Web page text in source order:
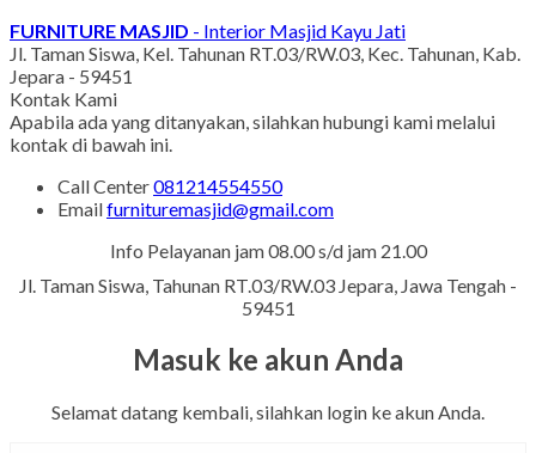
FURNITURE MASJID - Interior Masjid Kayu Jati
Jl. Taman Siswa, Kel. Tahunan RT.03/RW.03, Kec. Tahunan, Kab.
Jepara - 59451
Kontak Kami
Apabila ada yang ditanyakan, silahkan hubungi kami melalui
kontak di bawah ini.
Call Center081214554550
Emailfurnituremasjid@gmail.com
Info Pelayanan jam 08.00 s/d jam 21.00
Jl. Taman Siswa, Tahunan RT.03/RW.03 Jepara, Jawa Tengah -
59451
Masuk ke akun Anda
Selamat datang kembali, silahkan login ke akun Anda.